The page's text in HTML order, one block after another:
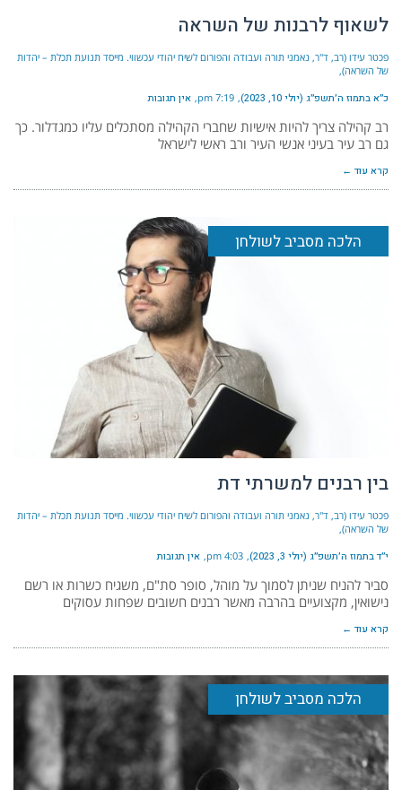
לשאוף לרבנות של השראה
פכטר עידו (רב, ד"ר, נאמני תורה ועבודה והפורום לשיח יהודי עכשווי. מייסד תנועת תכלת – יהדות
של השראה)
כ״א בתמוז ה׳תשפ״ג (יולי 10, 2023) 7:19 pm אין תגובות
רב קהילה צריך להיות אישיות שחברי הקהילה מסתכלים עליו כמגדלור. כך
גם רב עיר בעיני אנשי העיר ורב ראשי לישראל
קרא עוד ←
הלכה מסביב לשולחן
בין רבנים למשרתי דת
פכטר עידו (רב, ד"ר, נאמני תורה ועבודה והפורום לשיח יהודי עכשווי. מייסד תנועת תכלת – יהדות
של השראה)
י״ד בתמוז ה׳תשפ״ג (יולי 3, 2023) 4:03 pm אין תגובות
סביר להניח שניתן לסמוך על מוהל, סופר סת"ם, משגיח כשרות או רשם
נישואין, מקצועיים בהרבה מאשר רבנים חשובים שפחות עסוקים
קרא עוד ←
הלכה מסביב לשולחן